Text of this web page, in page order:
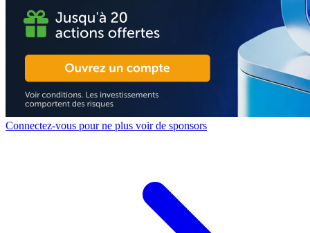
Connectez-vous pour ne plus voir de sponsors